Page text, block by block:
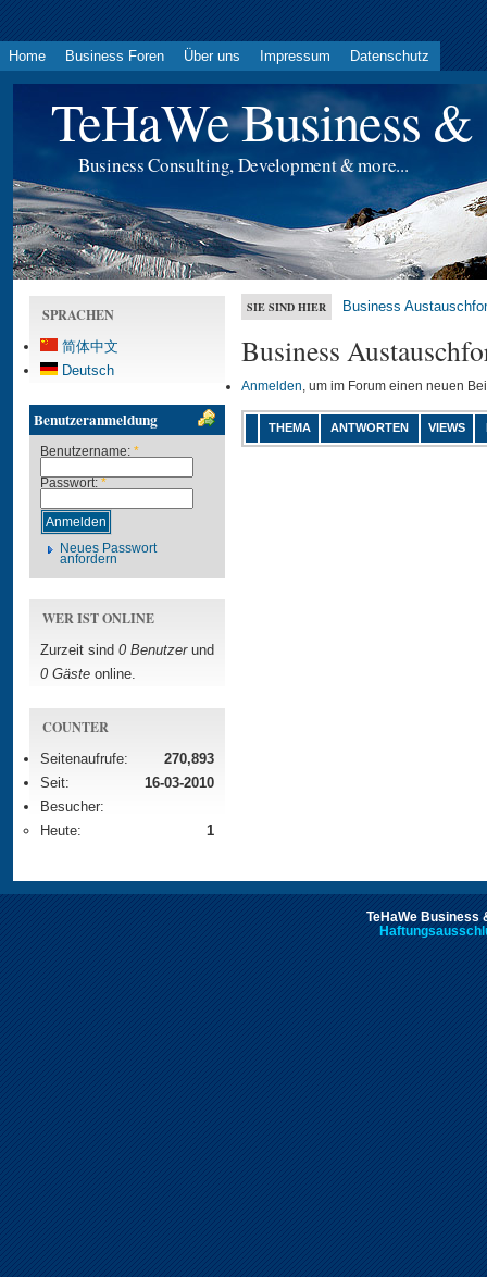
Home Business Foren Über uns Impressum Datenschutz
TeHaWe Business
Business Consulting, Development & more...
SPRACHEN
简体中文
Deutsch
Benutzeranmeldung
Benutzername: *
Passwort: *
Neues Passwort
anfordern
WER IST ONLINE
Zurzeit sind 0 Benutzerund
0 Gäste online.
COUNTER
Seitenaufrufe:
270,893
Seit:
16-03-2010
Besucher:
Heute:
1
SIE SIND HIER Business
Business
Anmelden, um im Forum einen neuen
THEMA ANTWORTEN VIEWS
TeHaWe Business